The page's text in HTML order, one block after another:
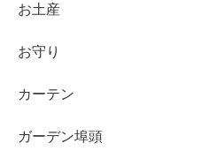
お土産
お守り
カーテン
ガーデン埠頭